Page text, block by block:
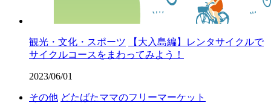
観光・文化・スポーツ
【大入島編】レンタサイクルで
サイクルコースをまわってみよう！
2023/06/01
その他 どたばたママのフリーマーケット